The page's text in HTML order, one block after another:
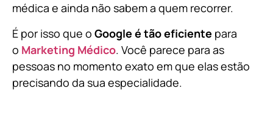
médica e ainda não sabem a quem recorrer.
É por isso que o Google é tão eficiente para
o Marketing Médico. Você parece para as
pessoas no momento exato em que elas estão
precisando da sua especialidade.